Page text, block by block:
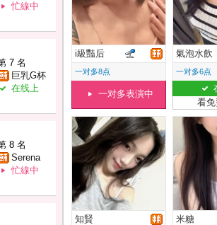
忙線中
7 名
巨乳G杯
在线上
8 名
Serena
忙線中
i級豔后
一对多8点
一对多表演中
氣泡水飲
一对多6点
看
知賢 米糖